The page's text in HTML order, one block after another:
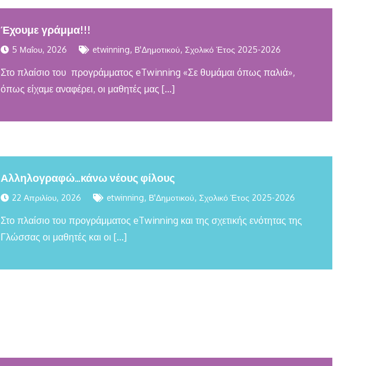
Έχουμε γράμμα!!!
5 Μαΐου, 2026 etwinning, Β'Δημοτικού, Σχολικό Έτος 2025-2026
Στο πλαίσιο του προγράμματος eTwinning «Σε θυμάμαι όπως παλιά»,
όπως είχαμε αναφέρει, οι μαθητές μας […]
Αλληλογραφώ…κάνω νέους φίλους
22 Απριλίου, 2026 etwinning, Β'Δημοτικού, Σχολικό Έτος 2025-2026
Στο πλαίσιο του προγράμματος eTwinning και της σχετικής ενότητας της
Γλώσσας οι μαθητές και οι […]